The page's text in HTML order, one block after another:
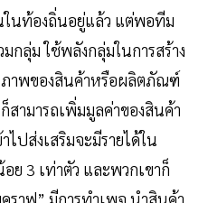
ในท้องถิ่นอยู่แล้ว แต่พอทีม
มกลุ่ม ใช้พลังกลุ่มในการสร้าง
าพของสินค้าหรือผลิตภัณฑ์
สามารถเพิ่มมูลค่าของสินค้า
ไปส่งเสริมจะมีรายได้ใน
ย 3 เท่าตัว และพวกเขาก็